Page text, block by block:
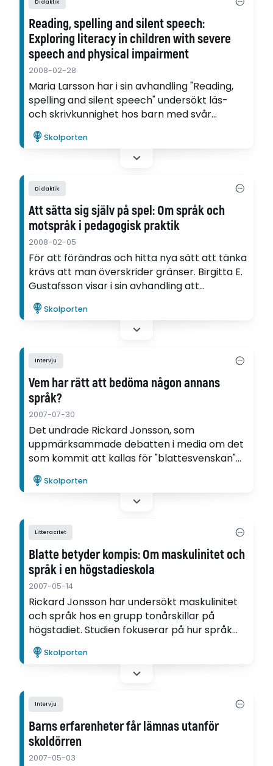
Didaktik
Reading, spelling and silent speech:
Exploring literacy in children with severe
speech and physical impairment
2008-02-28
Maria Larsson har i sin avhandling "Reading,
spelling and silent speech" undersökt läs-
och skrivkunnighet hos barn med svår
talförsämring.
Skolporten
Didaktik
Att sätta sig själv på spel: Om språk och
motspråk i pedagogisk praktik
2008-02-05
För att förändras och hitta nya sätt att tänka
krävs att man överskrider gränser. Birgitta E.
Gustafsson visar i sin avhandling att
motspråk, som återfinns både inom konsten
och den pedagogiska praktiken, är ett sätt
Skolporten
Intervju
Vem har rätt att bedöma någon annans
språk?
2007-07-30
Det undrade Rickard Jonsson, som
uppmärksammade debatten i media om det
som kommit att kallas för "blattesvenskan"
och huruvida det var ett "riktigt" språk eller
inte. I sin avhandling studerar han språket hos
en grupp invandrarkillar i en förortsskola.
Skolporten
Litteracitet
Blatte betyder kompis: Om maskulinitet och
språk i en högstadieskola
2007-05-14
Rickard Jonsson har undersökt maskulinitet
och språk hos en grupp tonårskillar på
högstadiet. Studien fokuserar på hur språk
kan användas för att skapa maskulinitet, men
även hur stereotypen invandrare växer fram i
den vardagliga kommunikationen i skolan.
Skolporten
Intervju
Barns erfarenheter får lämnas utanför
skoldörren
2007-05-03